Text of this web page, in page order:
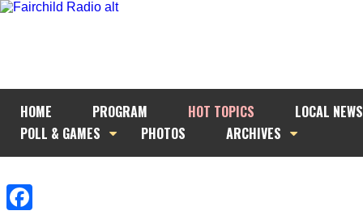
HOME PROGRAM HOT TOPICS
LOCAL NEWS
POLL & GAMES
PHOTOS ARCHIVES